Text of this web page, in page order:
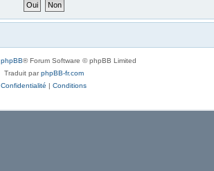
phpBB® Forum Software © phpBB Limited
Traduit parphpBB-fr.com
Confidentialité | Conditions